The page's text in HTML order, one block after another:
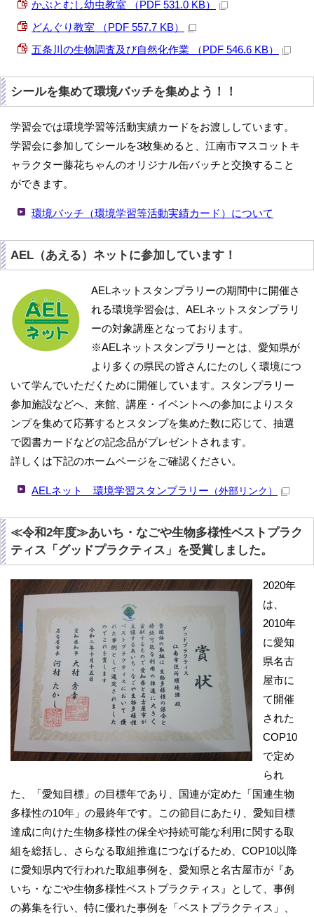
かぶとむし幼虫教室 （PDF 531.0 KB）
どんぐり教室 （PDF 557.7 KB）
五条川の生物調査及び自然化作業 （PDF 546.6 KB）
シールを集めて環境バッチを集めよう！！
学習会では環境学習等活動実績カードをお渡ししています。
学習会に参加してシールを3枚集めると、江南市マスコットキ
ャラクター藤花ちゃんのオリジナル缶バッチと交換すること
ができます。
環境バッチ（環境学習等活動実績カード）について
AEL（あえる）ネットに参加しています！
AELネットスタンプラリーの期間中に開催さ
れる環境学習会は、AELネットスタンプラリ
ーの対象講座となっております。
※AELネットスタンプラリーとは、愛知県が
より多くの県民の皆さんにたのしく環境につ
いて学んでいただくために開催しています。スタンプラリー
参加施設などへ、来館、講座・イベントへの参加によりスタ
ンプを集めて応募するとスタンプを集めた数に応じて、抽選
で図書カードなどの記念品がプレゼントされます。
詳しくは下記のホームページをご確認ください。
AELネット 環境学習スタンプラリー （外部リンク）
≪令和2年度≫あいち・なごや生物多様性ベストプラク
ティス「グッドプラクティス」を受賞しました。
2020年
は、
2010年
に愛知
県名古
屋市に
て開催
された
COP10
で定め
られ
た、「愛知目標」の目標年であり、国連が定めた「国連生物
多様性の10年」の最終年です。この節目にあたり、愛知目標
達成に向けた生物多様性の保全や持続可能な利用に関する取
組を総括し、さらなる取組推進につなげるため、COP10以降
に愛知県内で行われた取組事例を、愛知県と名古屋市が『あ
いち・なごや生物多様性ベストプラクティス』として、事例
の募集を行い、特に優れた事例を「ベストプラクティス」、